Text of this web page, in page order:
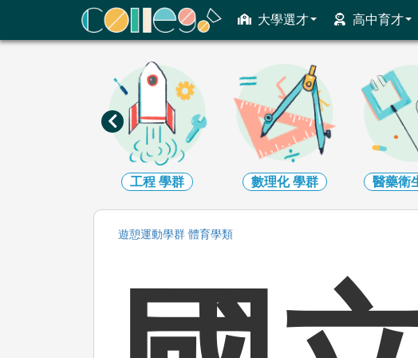
大學選才 高中育才
ColleGo! 大學選才與高中育才輔助系統
工程 學群 數理化學群 醫藥衛
遊憩運動學群 體育學類